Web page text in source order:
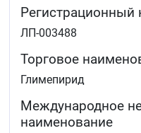
Регистрационный
ЛП-003488
Торговое
Глимепирид
Международное
наименование